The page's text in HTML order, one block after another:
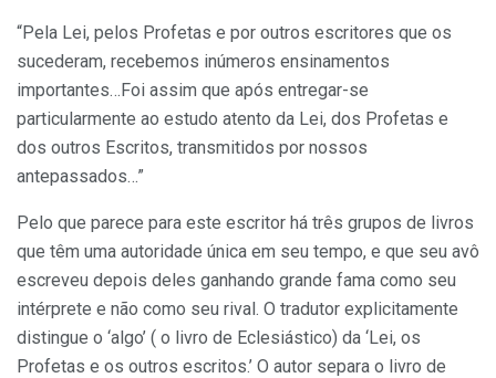
“Pela Lei, pelos Profetas e por outros escritores que os
sucederam, recebemos inúmeros ensinamentos
importantes…Foi assim que após entregar-se
particularmente ao estudo atento da Lei, dos Profetas e
dos outros Escritos, transmitidos por nossos
antepassados…”
Pelo que parece para este escritor há três grupos de livros
que têm uma autoridade única em seu tempo, e que seu avô
escreveu depois deles ganhando grande fama como seu
intérprete e não como seu rival. O tradutor explicitamente
distingue o ‘algo’ ( o livro de Eclesiástico) da ‘Lei, os
Profetas e os outros escritos.’ O autor separa o livro de